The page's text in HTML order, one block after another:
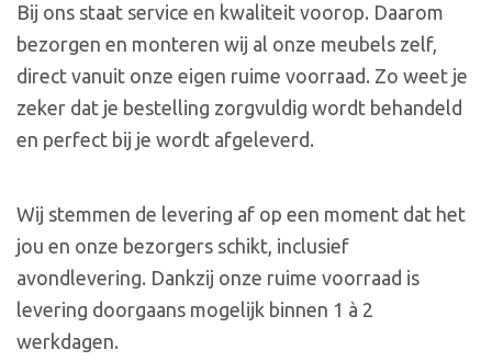
Bij ons staat service en kwaliteit voorop. Daarom
bezorgen en monteren wij al onze meubels zelf,
direct vanuit onze eigen ruime voorraad. Zo weet je
zeker dat je bestelling zorgvuldig wordt behandeld
en perfect bij je wordt afgeleverd.
Wij stemmen de levering af op een moment dat het
jou en onze bezorgers schikt, inclusief
avondlevering. Dankzij onze ruime voorraad is
levering doorgaans mogelijk binnen 1 à 2
werkdagen.